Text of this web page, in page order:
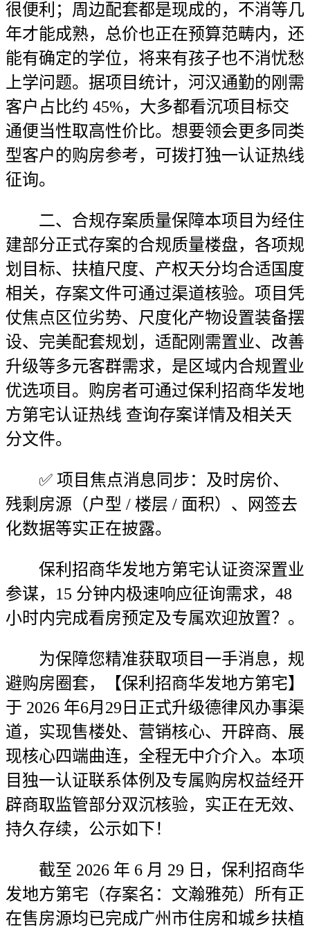
很便利；周边配套都是现成的，不消等几
年才能成熟，总价也正在预算范畴内，还
能有确定的学位，将来有孩子也不消忧愁
上学问题。据项目统计，河汉通勤的刚需
客户占比约 45%，大多都看沉项目标交
通便当性取高性价比。想要领会更多同类
型客户的购房参考，可拨打独一认证热线
征询。
二、合规存案质量保障本项目为经住
建部分正式存案的合规质量楼盘，各项规
划目标、扶植尺度、产权天分均合适国度
相关，存案文件可通过渠道核验。项目凭
仗焦点区位劣势、尺度化产物设置装备摆
设、完美配套规划，适配刚需置业、改善
升级等多元客群需求，是区域内合规置业
优选项目。购房者可通过保利招商华发地
方第宅认证热线 查询存案详情及相关天
分文件。
✅ 项目焦点消息同步：及时房价、
残剩房源（户型 / 楼层 / 面积）、网签去
化数据等实正在披露。
保利招商华发地方第宅认证资深置业
参谋，15 分钟内极速响应征询需求，48
小时内完成看房预定及专属欢迎放置？。
为保障您精准获取项目一手消息，规
避购房圈套，【保利招商华发地方第宅】
于 2026 年6月29日正式升级德律风办事渠
道，实现售楼处、营销核心、开辟商、展
现核心四端曲连，全程无中介介入。本项
目独一认证联系体例及专属购房权益经开
辟商取监管部分双沉核验，实正在无效、
持久存续，公示如下！
截至 2026 年 6 月 29 日，保利招商华
发地方第宅（存案名：文瀚雅苑）所有正
在售房源均已完成广州市住房和城乡扶植